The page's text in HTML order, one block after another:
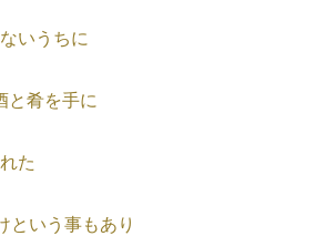
いうちに
と肴を手に
た
という事もあり